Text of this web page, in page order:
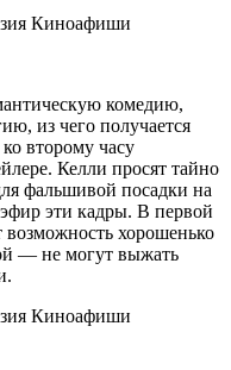
комедию,
из чего получается
второму часу
Келли просят тайно
фальшивой посадки на
эти кадры. В первой
хорошенько
— не могут выжать